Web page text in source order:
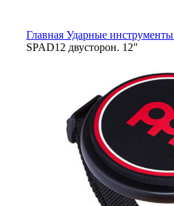
Главная Ударные инструменты
SPAD12 двусторон. 12″